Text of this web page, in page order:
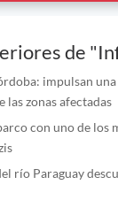
de
impulsan
las zonas afectadas
con uno de los
río Paraguay